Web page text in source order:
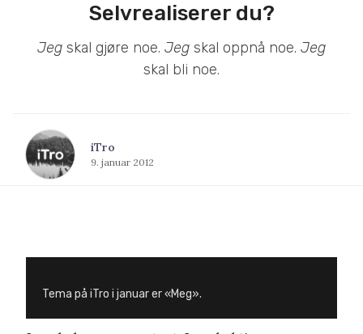
Selvrealiserer du?
Jeg skal gjøre noe. Jeg skal oppnå noe. Jeg
skal bli noe.
iTro
9. januar 2012
Tema på iTro i januar er «Meg».